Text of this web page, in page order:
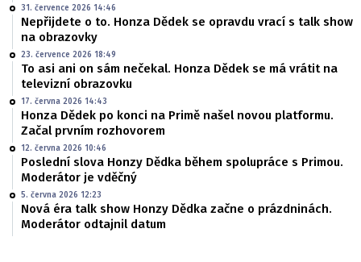
31. července 2026 14:46
Nepřijdete o to. Honza Dědek se opravdu vrací s talk show
na obrazovky
23. července 2026 18:49
To asi ani on sám nečekal. Honza Dědek se má vrátit na
televizní obrazovku
17. června 2026 14:43
Honza Dědek po konci na Primě našel novou platformu.
Začal prvním rozhovorem
12. června 2026 10:46
Poslední slova Honzy Dědka během spolupráce s Primou.
Moderátor je vděčný
5. června 2026 12:23
Nová éra talk show Honzy Dědka začne o prázdninách.
Moderátor odtajnil datum